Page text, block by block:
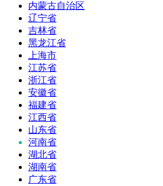
内蒙古自治区
辽宁省
吉林省
黑龙江省
上海市
江苏省
浙江省
安徽省
福建省
江西省
山东省
河南省
湖北省
湖南省
广东省